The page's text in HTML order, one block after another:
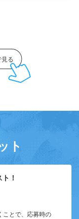
ト
！
ことで、応募時の